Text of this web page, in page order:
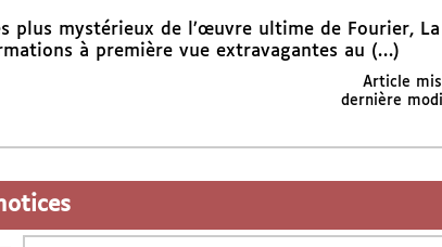
plus mystérieux de l’œuvre ultime de Fourier,
à première vue extravagantes au (…)
Article
dernière